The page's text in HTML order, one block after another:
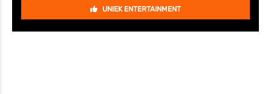
UNIEK ENTERTAINMENT